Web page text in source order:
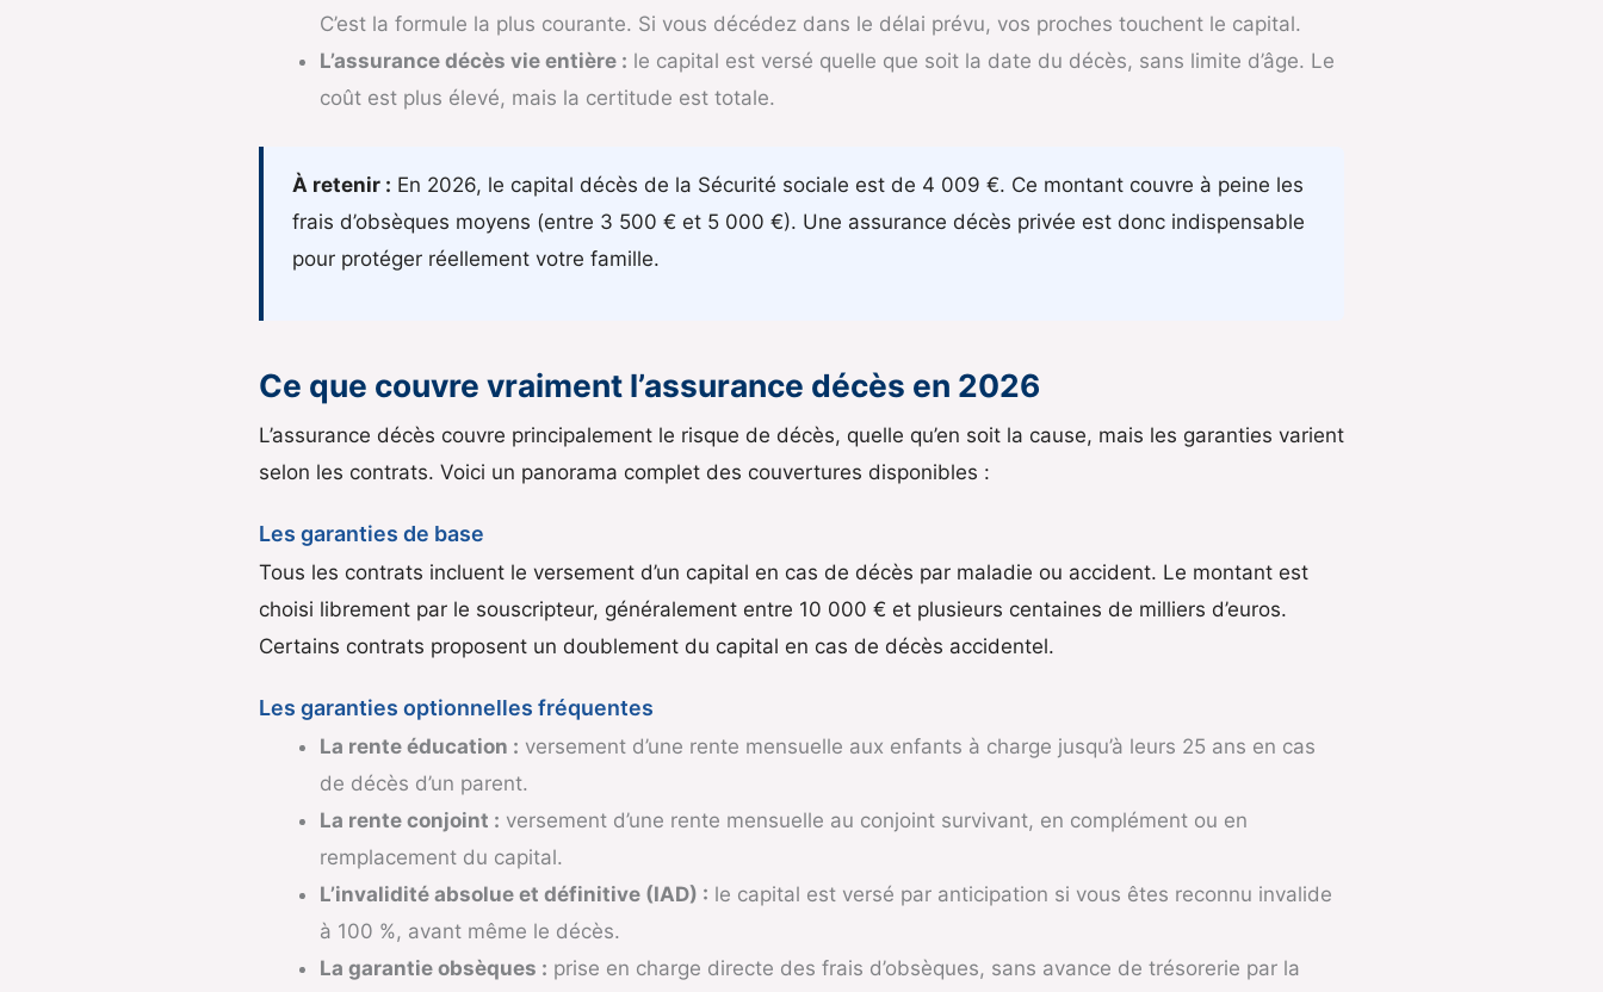
C’est la formule la plus courante. Si vous décédez dans le délai prévu, vos proches touchent le capital.
L’assurance décès vie entière : le capital est versé quelle que soit la date du décès, sans limite d’âge. Le
coût est plus élevé, mais la certitude est totale.
À retenir : En 2026, le capital décès de la Sécurité sociale est de 4 009 €. Ce montant couvre à peine les
frais d’obsèques moyens (entre 3 500 € et 5 000 €). Une assurance décès privée est donc indispensable
pour protéger réellement votre famille.
Ce que couvre vraiment l’assurance décès en 2026
L’assurance décès couvre principalement le risque de décès, quelle qu’en soit la cause, mais les garanties varient
selon les contrats. Voici un panorama complet des couvertures disponibles :
Les garanties de base
Tous les contrats incluent le versement d’un capital en cas de décès par maladie ou accident. Le montant est
choisi librement par le souscripteur, généralement entre 10 000 € et plusieurs centaines de milliers d’euros.
Certains contrats proposent un doublement du capital en cas de décès accidentel.
Les garanties optionnelles fréquentes
La rente éducation : versement d’une rente mensuelle aux enfants à charge jusqu’à leurs 25 ans en cas
de décès d’un parent.
La rente conjoint : versement d’une rente mensuelle au conjoint survivant, en complément ou en
remplacement du capital.
L’invalidité absolue et définitive (IAD) : le capital est versé par anticipation si vous êtes reconnu invalide
à 100 %, avant même le décès.
La garantie obsèques : prise en charge directe des frais d’obsèques, sans avance de trésorerie par la